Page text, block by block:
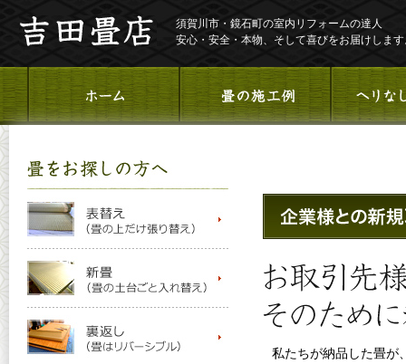
須賀川市・鏡石町の室内リフォームの達人
安心・安全・本物、そして喜びをお届けしま
私たちが納品した畳が